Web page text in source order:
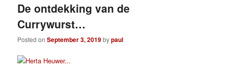
De ontdekking van de
Currywurst…
Posted onSeptember 3, 2019bypaul